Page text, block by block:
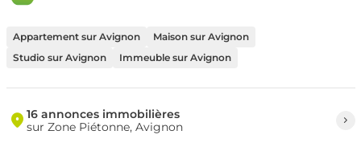
Appartement sur Avignon
Maison sur Avignon
Studio sur Avignon
Immeuble sur Avignon
16 annonces immobilières
sur Zone Piétonne, Avignon